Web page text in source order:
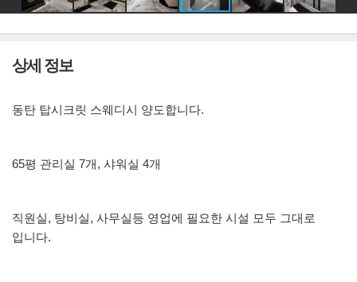
상세 정보
동탄 탑시크릿 스웨디시 양도합니다.
65평 관리실 7개, 샤워실 4개
직원실, 탕비실, 사무실등 영업에 필요한 시설 모두 그대로
입니다.